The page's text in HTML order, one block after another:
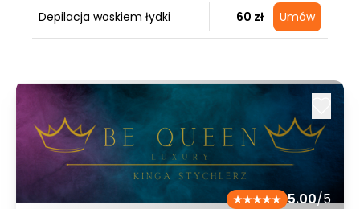
Depilacja woskiem łydki 60 zł Umów
5.00/5